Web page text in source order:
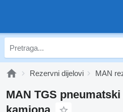
Rezervni dijelovi MAN
MAN TGS